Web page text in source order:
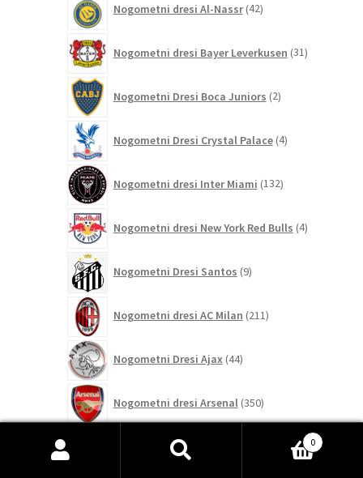
Nogometni dresi Al-Nassr 42izdelkov
Nogometni dresi Bayer Leverkusen 31izdelkov
Nogometni Dresi Boca Juniors 2izdelka
Nogometni Dresi Crystal Palace 4izdelki
Nogometni dresi Inter Miami 132izdelkov
Nogometni dresi New York Red Bulls 4izdelki
Nogometni Dresi Santos 9izdelkov
Nogometni dresi AC Milan 211izdelkov
Nogometni Dresi Ajax 44izdelkov
Nogometni dresi Arsenal 350izdelkov
Nogometni dresi AS Monaco
izdelkov
0